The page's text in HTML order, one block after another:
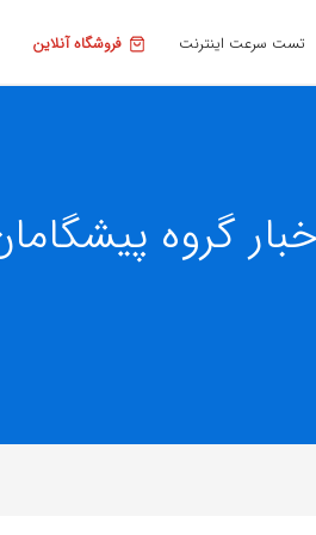
فروشگاه آنلاین تست سرعت اینترنت
گروه